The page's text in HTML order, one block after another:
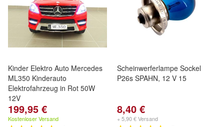
Kinder Elektro Auto Mercedes
ML350 Kinderauto
Elektrofahrzeug in Rot 50W
12V
199,95 €
Kostenloser Versand
Scheinwerferlampe Sockel
P26s SPAHN, 12 V 15
8,40 €
+ 5,90 € Versand